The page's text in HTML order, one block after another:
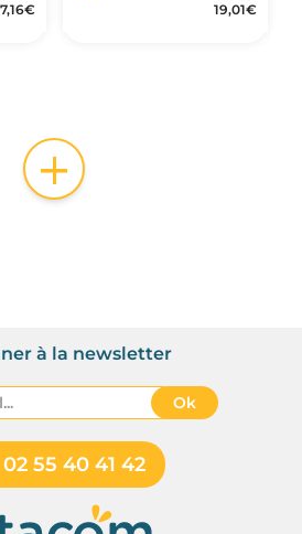
€
19,01€
+
02 55 40 41 42
à la newsletter
Ok